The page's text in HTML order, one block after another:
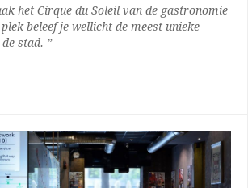
het Cirque du Soleil van de gastronomie
plek beleef je wellicht de meest unieke
stad. ”